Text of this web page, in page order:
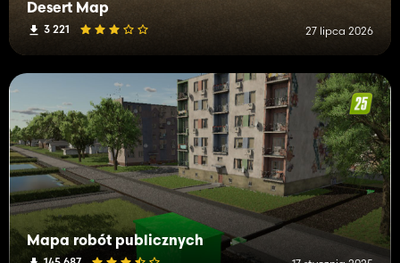
Desert Map
3 221 27 lipca 2026
Mapa robót publicznych